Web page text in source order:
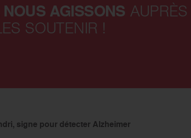
AGISSONS
SOUTENIR !
signe pour détecter Alzheimer